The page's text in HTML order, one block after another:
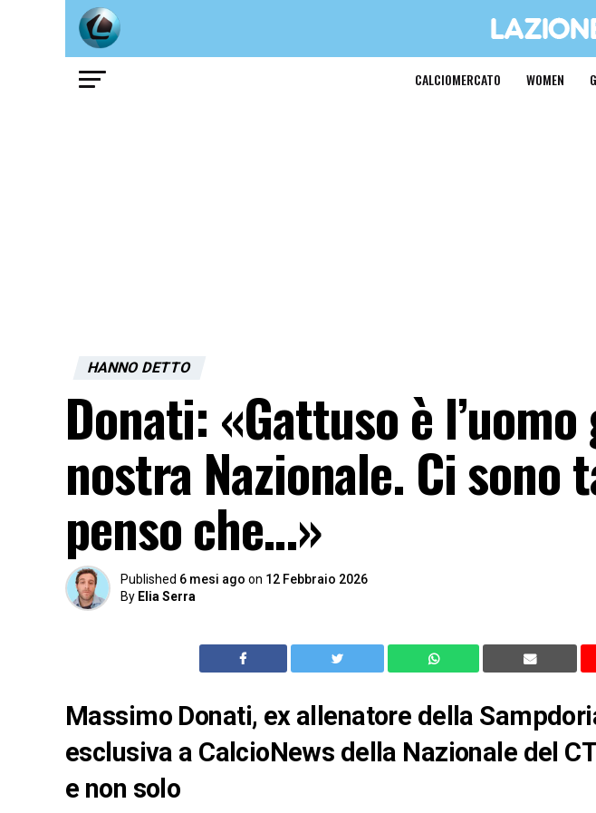
CALCIOMERCATO WOMEN
HANNO DETTO
Donati: «Gattuso è
nostra Nazionale. Ci sono
penso che…»
Published 6 mesi ago on 12 Febbraio 2026
By Elia Serra
Massimo Donati, ex allenatore della
esclusiva a CalcioNews della Nazionale del
e non solo